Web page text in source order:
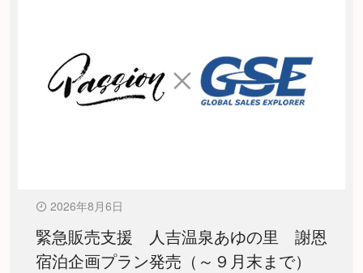
2026年8月6日
緊急販売支援 人吉温泉あゆの里 謝恩
宿泊企画プラン発売（～９月末まで）